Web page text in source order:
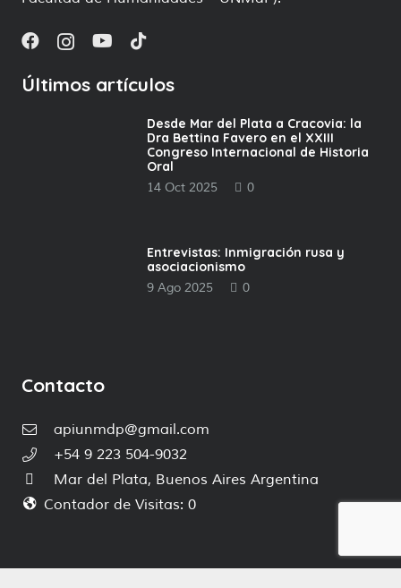
Últimos artículos
Desde Mar del Plata a Cracovia: la
Dra Bettina Favero en el XXIII
Congreso Internacional de Historia
Oral
14 Oct 2025 0
Entrevistas: Inmigración rusa y
asociacionismo
9 Ago 2025 0
Contacto
apiunmdp@gmail.com
+54 9 223 504-9032
Mar del Plata, Buenos Aires Argentina
Contador de Visitas: 0